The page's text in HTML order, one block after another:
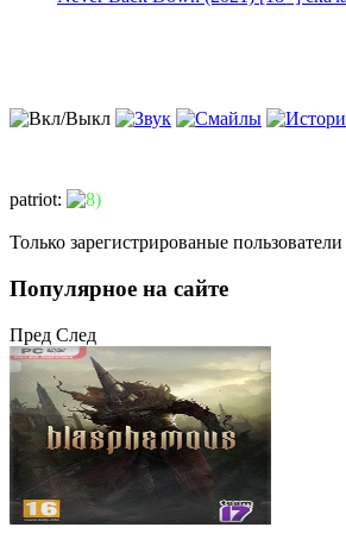
patriot:
Только зарегистрированые
Популярное на сайте
Пред След